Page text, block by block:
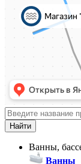
Ванны,
Ванны